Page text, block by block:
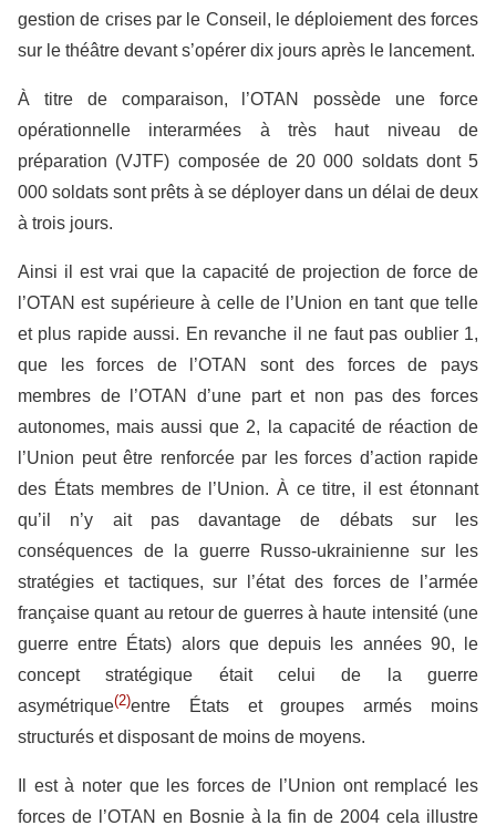
gestion de crises par le Conseil, le déploiement des forces
sur le théâtre devant s’opérer dix jours après le lancement.
À titre de comparaison, l’OTAN possède une force
opérationnelle interarmées à très haut niveau de
préparation (VJTF) composée de 20 000 soldats dont 5
000 soldats sont prêts à se déployer dans un délai de deux
à trois jours.
Ainsi il est vrai que la capacité de projection de force de
l’OTAN est supérieure à celle de l’Union en tant que telle
et plus rapide aussi. En revanche il ne faut pas oublier 1,
que les forces de l’OTAN sont des forces de pays
membres de l’OTAN d’une part et non pas des forces
autonomes, mais aussi que 2, la capacité de réaction de
l’Union peut être renforcée par les forces d’action rapide
des États membres de l’Union. À ce titre, il est étonnant
qu’il n’y ait pas davantage de débats sur les
conséquences de la guerre Russo-ukrainienne sur les
stratégies et tactiques, sur l’état des forces de l’armée
française quant au retour de guerres à haute intensité (une
guerre entre États) alors que depuis les années 90, le
concept stratégique était celui de la guerre
asymétrique(2)entre États et groupes armés moins
structurés et disposant de moins de moyens.
Il est à noter que les forces de l’Union ont remplacé les
forces de l’OTAN en Bosnie à la fin de 2004 cela illustre